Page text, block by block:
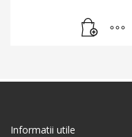
Informatii utile